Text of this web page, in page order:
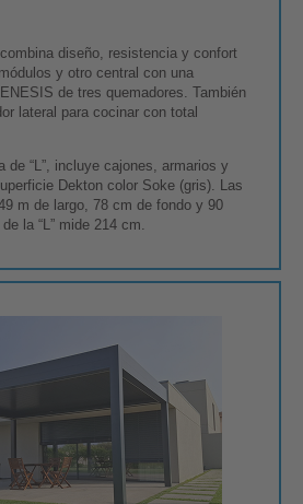
combina diseño, resistencia y confort
y otro central con una
de tres quemadores. También
lateral para cocinar con total
de “L”, incluye cajones, armarios y
Dekton color Soke (gris). Las
m de largo, 78 cm de fondo y 90
la “L” mide 214 cm.